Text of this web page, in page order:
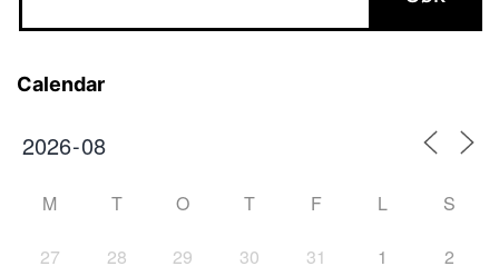
Calendar
M T O T F L S
27 28 29 30 31 1 2